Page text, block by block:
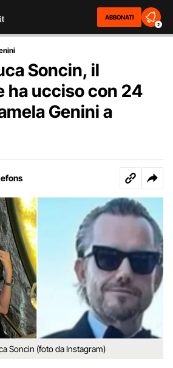
ABBONATI
2
Soncin, il
ha ucciso con 24
Genini a
Soncin (foto da Instagram)